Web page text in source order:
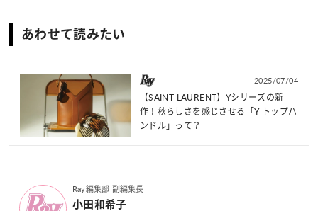
あわせて読みたい
2025/07/04
【SAINT LAURENT】Yシリーズの新
作！秋らしさを感じさせる「Y トップハ
ンドル」って？
Ray編集部 副編集長
小田和希子